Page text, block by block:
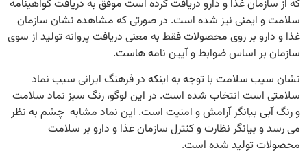
که از سازمان غذا و دارو دریافت کرده است موفق به دریافت گواهینامه
سلامت و ایمنی نیز شده است. در صورتی که مشاهده نشان سازمان
غذا و دارو بر روی محصولات فقط به معنی دریافت پروانه تولید از سوی
سازمان بر اساس ضوابط و آیین نامه هاست.
نشان سیب سلامت با توجه به اینکه در فرهنگ ایرانی سیب نماد
سلامتی است انتخاب شده است. در این لوگو، رنگ سبز نماد سلامت
و رنگ آبی بیانگر آرامش و امنیت است. این نماد مشابه چشم به نظر
می رسد و بیانگر نظارت و کنترل سازمان غذا و دارو بر سلامت
محصولات تولید شده است.